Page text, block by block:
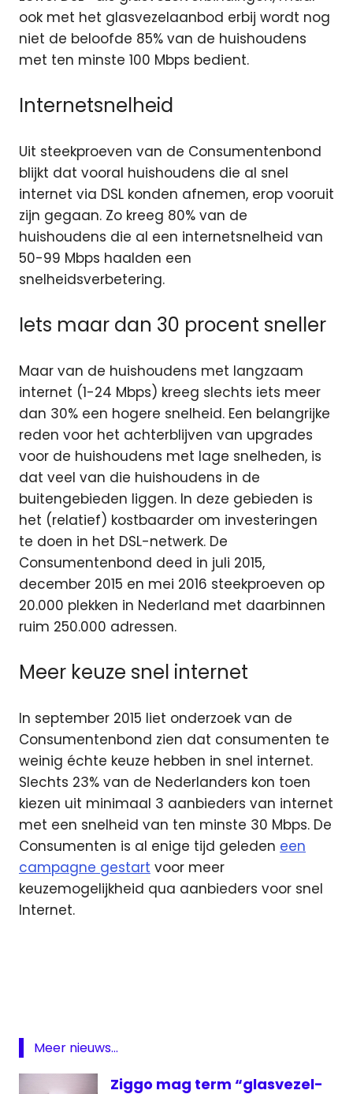
ook met het glasvezelaanbod erbij wordt nog
niet de beloofde 85% van de huishoudens
met ten minste 100 Mbps bedient.
Internetsnelheid
Uit steekproeven van de Consumentenbond
blijkt dat vooral huishoudens die al snel
internet via DSL konden afnemen, erop vooruit
zijn gegaan. Zo kreeg 80% van de
huishoudens die al een internetsnelheid van
50-99 Mbps haalden een
snelheidsverbetering.
Iets maar dan 30 procent sneller
Maar van de huishoudens met langzaam
internet (1-24 Mbps) kreeg slechts iets meer
dan 30% een hogere snelheid. Een belangrijke
reden voor het achterblijven van upgrades
voor de huishoudens met lage snelheden, is
dat veel van die huishoudens in de
buitengebieden liggen. In deze gebieden is
het (relatief) kostbaarder om investeringen
te doen in het DSL-netwerk. De
Consumentenbond deed in juli 2015,
december 2015 en mei 2016 steekproeven op
20.000 plekken in Nederland met daarbinnen
ruim 250.000 adressen.
Meer keuze snel internet
In september 2015 liet onderzoek van de
Consumentenbond zien dat consumenten te
weinig échte keuze hebben in snel internet.
Slechts 23% van de Nederlanders kon toen
kiezen uit minimaal 3 aanbieders van internet
met een snelheid van ten minste 30 Mbps. De
Consumenten is al enige tijd geleden een
campagne gestart voor meer
keuzemogelijkheid qua aanbieders voor snel
Internet.
KPN
snelheid
Meer nieuws...
Ziggo mag term “glasvezel-